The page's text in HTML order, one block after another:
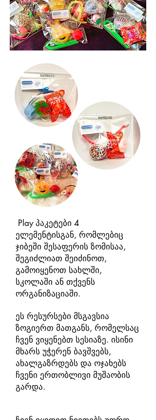
Play პაკეტები 4
ელემენტისგან, რომლებიც
ჯიბეში შესაფერის ზომისაა,
შეგიძლიათ შეიძინოთ,
გამოიყენოთ სახლში,
სკოლაში ან თქვენს
ორგანიზაციაში.
ეს რესურსები მსგავსია
ზოგიერთ მათგანს, რომელსაც
ჩვენ ვიყენებთ სესიაზე. ისინი
მხარს უჭერენ ბავშვებს,
ახალგაზრდებს და ოჯახებს
ჩვენი ერთობლივი მუშაობის
გარდა.